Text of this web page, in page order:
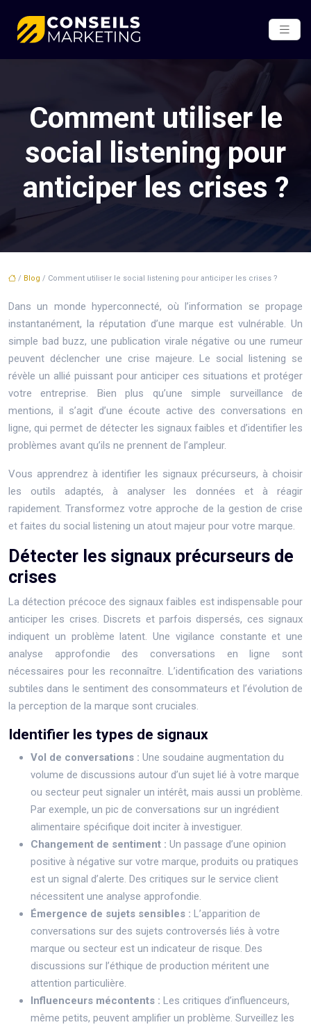
Comment utiliser le
social listening pour
anticiper les crises ?
/ Blog / Comment utiliser le social listening pour anticiper les crises ?
Dans un monde hyperconnecté, où l’information se propage
instantanément, la réputation d’une marque est vulnérable. Un
simple bad buzz, une publication virale négative ou une rumeur
peuvent déclencher une crise majeure. Le social listening se
révèle un allié puissant pour anticiper ces situations et protéger
votre entreprise. Bien plus qu’une simple surveillance de
mentions, il s’agit d’une écoute active des conversations en
ligne, qui permet de détecter les signaux faibles et d’identifier les
problèmes avant qu’ils ne prennent de l’ampleur.
Vous apprendrez à identifier les signaux précurseurs, à choisir
les outils adaptés, à analyser les données et à réagir
rapidement. Transformez votre approche de la gestion de crise
et faites du social listening un atout majeur pour votre marque.
Détecter les signaux précurseurs de
crises
La détection précoce des signaux faibles est indispensable pour
anticiper les crises. Discrets et parfois dispersés, ces signaux
indiquent un problème latent. Une vigilance constante et une
analyse approfondie des conversations en ligne sont
nécessaires pour les reconnaître. L’identification des variations
subtiles dans le sentiment des consommateurs et l’évolution de
la perception de la marque sont cruciales.
Identifier les types de signaux
Vol de conversations : Une soudaine augmentation du
volume de discussions autour d’un sujet lié à votre marque
ou secteur peut signaler un intérêt, mais aussi un problème.
Par exemple, un pic de conversations sur un ingrédient
alimentaire spécifique doit inciter à investiguer.
Changement de sentiment : Un passage d’une opinion
positive à négative sur votre marque, produits ou pratiques
est un signal d’alerte. Des critiques sur le service client
nécessitent une analyse approfondie.
Émergence de sujets sensibles : L’apparition de
conversations sur des sujets controversés liés à votre
marque ou secteur est un indicateur de risque. Des
discussions sur l’éthique de production méritent une
attention particulière.
Influenceurs mécontents : Les critiques d’influenceurs,
même petits, peuvent amplifier un problème. Surveillez les